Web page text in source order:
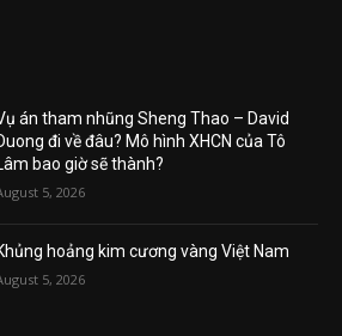
án tham nhũng Sheng Thao – David
đi về đâu? Mô hình XHCN của Tô
bao giờ sẽ thành?
5, 2026
hoảng kim cương vàng Việt Nam
5, 2026